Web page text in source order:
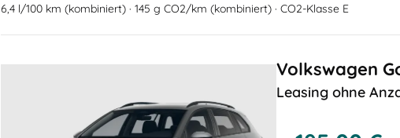
6,4 l/100 km (kombiniert) · 145 g CO2/km (kombiniert) · CO2-Klasse E
Volkswagen
Leasing ohne